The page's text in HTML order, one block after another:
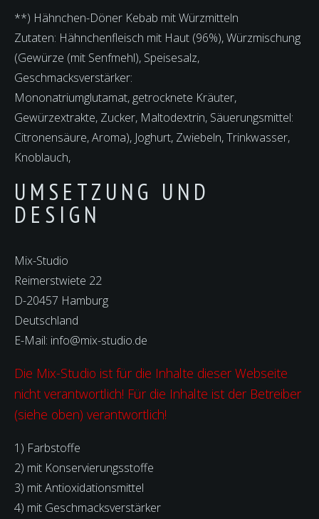
**) Hähnchen-Döner Kebab mit Würzmitteln
Zutaten: Hähnchenfleisch mit Haut (96%), Würzmischung
(Gewürze (mit Senfmehl), Speisesalz,
Geschmacksverstärker:
Mononatriumglutamat, getrocknete Kräuter,
Gewürzextrakte, Zucker, Maltodextrin, Säuerungsmittel:
Citronensäure, Aroma), Joghurt, Zwiebeln, Trinkwasser,
Knoblauch,
UMSETZUNG UND
DESIGN
Mix-Studio
Reimerstwiete 22
D-20457 Hamburg
Deutschland
E-Mail: info@mix-studio.de
Die Mix-Studio ist für die Inhalte dieser Webseite
nicht verantwortlich! Für die Inhalte ist der Betreiber
(siehe oben) verantwortlich!
1) Farbstoffe
2) mit Konservierungsstoffe
3) mit Antioxidationsmittel
4) mit Geschmacksverstärker